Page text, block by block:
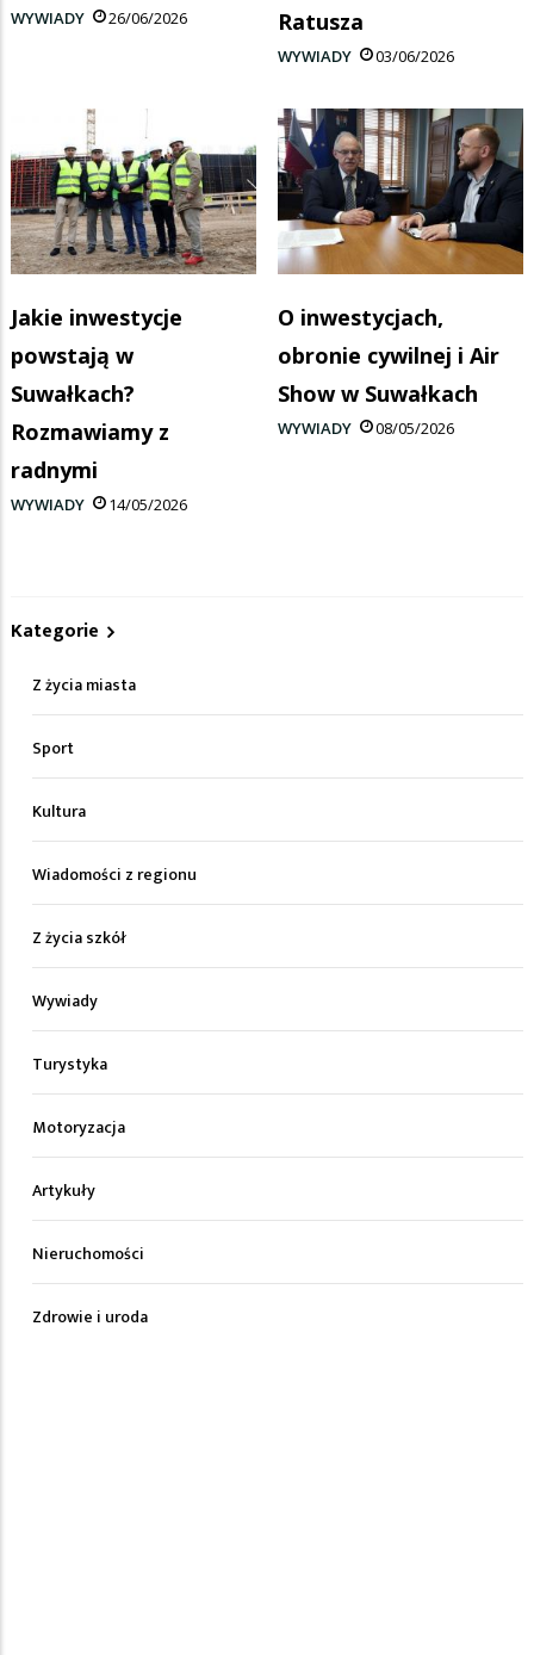
WYWIADY 26/06/2026
Ratusza
WYWIADY 03/06/2026
Jakie inwestycje
powstają w
Suwałkach?
Rozmawiamy z
radnymi
WYWIADY 14/05/2026
O inwestycjach,
obronie cywilnej i Air
Show w Suwałkach
WYWIADY 08/05/2026
Kategorie
Z życia miasta
Sport
Kultura
Wiadomości z regionu
Z życia szkół
Wywiady
Turystyka
Motoryzacja
Artykuły
Nieruchomości
Zdrowie i uroda